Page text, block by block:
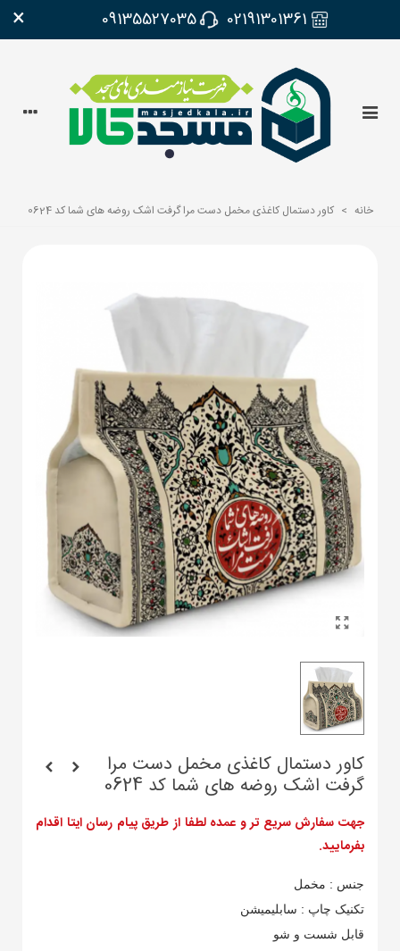
02191301361
09135527035
×
خانه > کاور دستمال کاغذی مخمل دست مرا گرفت اشک روضه های شما کد 0624
کاور دستمال کاغذی مخمل دست مرا
گرفت اشک روضه های شما کد 0624
جهت سفارش سریع تر و عمده لطفا از طریق پیام رسان ایتا اقدام
بفرمایید.
جنس : مخمل
تکنیک چاپ : سابلیمیشن
قابل شست و شو